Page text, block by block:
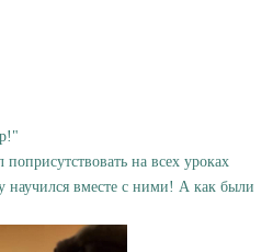
на всех уроках
научился вместе с ними! А как были